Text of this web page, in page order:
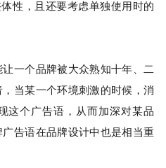
性，且还要考虑单独使用时的
个品牌被大众熟知十年、二
当某一个环境刺激的时候，消
这个广告语，从而加深对某品
告语在品牌设计中也是相当重